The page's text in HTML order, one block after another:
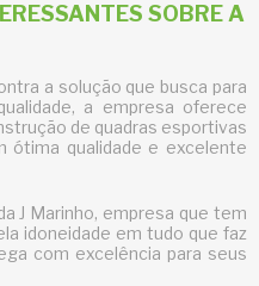
SOBRE A
a solução que busca para
a empresa oferece
de quadras esportivas
ótima qualidade e excelente
J Marinho, empresa que tem
idoneidade em tudo que faz
com excelência para seus